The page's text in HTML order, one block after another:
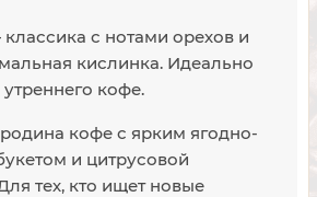
с нотами орехов и
кислинка. Идеально
кофе.
кофе с ярким ягодно-
и цитрусовой
тех, кто ищет новые